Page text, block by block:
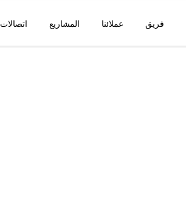
فريق عملائنا المشاريع اتصالات